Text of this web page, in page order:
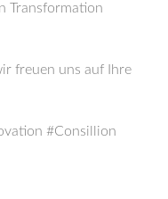
Transformation
freuen uns auf Ihre
#Consillion